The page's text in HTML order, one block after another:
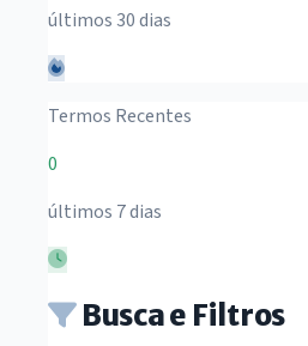
últimos 30 dias
Termos Recentes
0
últimos 7 dias
Busca e Filtros